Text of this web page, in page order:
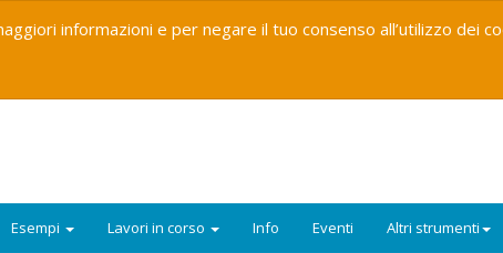
informazioni e per negare il tuo consenso all’utilizzo dei
Esempi Lavori in corso Info Eventi Altri strumenti